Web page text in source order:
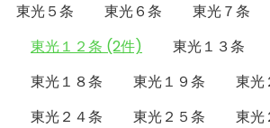
東光５条 東光６条 東光７条
東光１２条 (2件) 東光１３条
東光１８条 東光１９条 東光
東光２４条 東光２５条 東光